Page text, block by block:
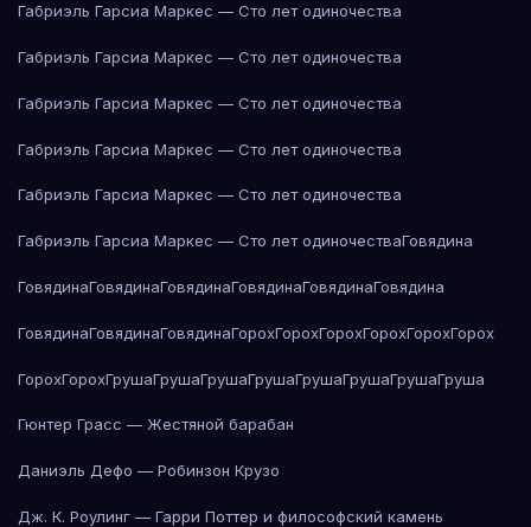
Габриэль Гарсиа Маркес — Сто лет одиночества
Габриэль Гарсиа Маркес — Сто лет одиночества
Габриэль Гарсиа Маркес — Сто лет одиночества
Габриэль Гарсиа Маркес — Сто лет одиночества
Габриэль Гарсиа Маркес — Сто лет одиночества
Габриэль Гарсиа Маркес — Сто лет одиночестваГовядина
ГовядинаГовядинаГовядинаГовядинаГовядинаГовядина
ГовядинаГовядинаГовядинаГорохГорохГорохГорохГорохГорох
ГорохГорохГрушаГрушаГрушаГрушаГрушаГрушаГрушаГруша
Гюнтер Грасс — Жестяной барабан
Даниэль Дефо — Робинзон Крузо
Дж. К. Роулинг — Гарри Поттер и философский камень